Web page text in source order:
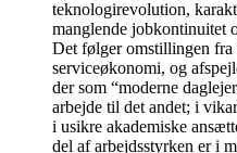
teknologirevolution,
manglende jobkontinuitet
Det følger omstillingen
serviceøkonomi, og
der som “moderne
arbejde til det andet; i
i usikre akademiske
del af arbejdsstyrken er i